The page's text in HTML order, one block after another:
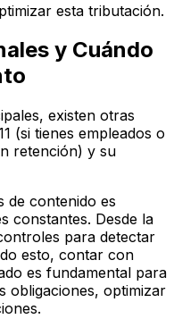
esta tributación.
y Cuándo
existen otras
(si tienes empleados o
retención) y su
de contenido es
constantes. Desde la
para detectar
esto, contar con
es fundamental para
obligaciones, optimizar